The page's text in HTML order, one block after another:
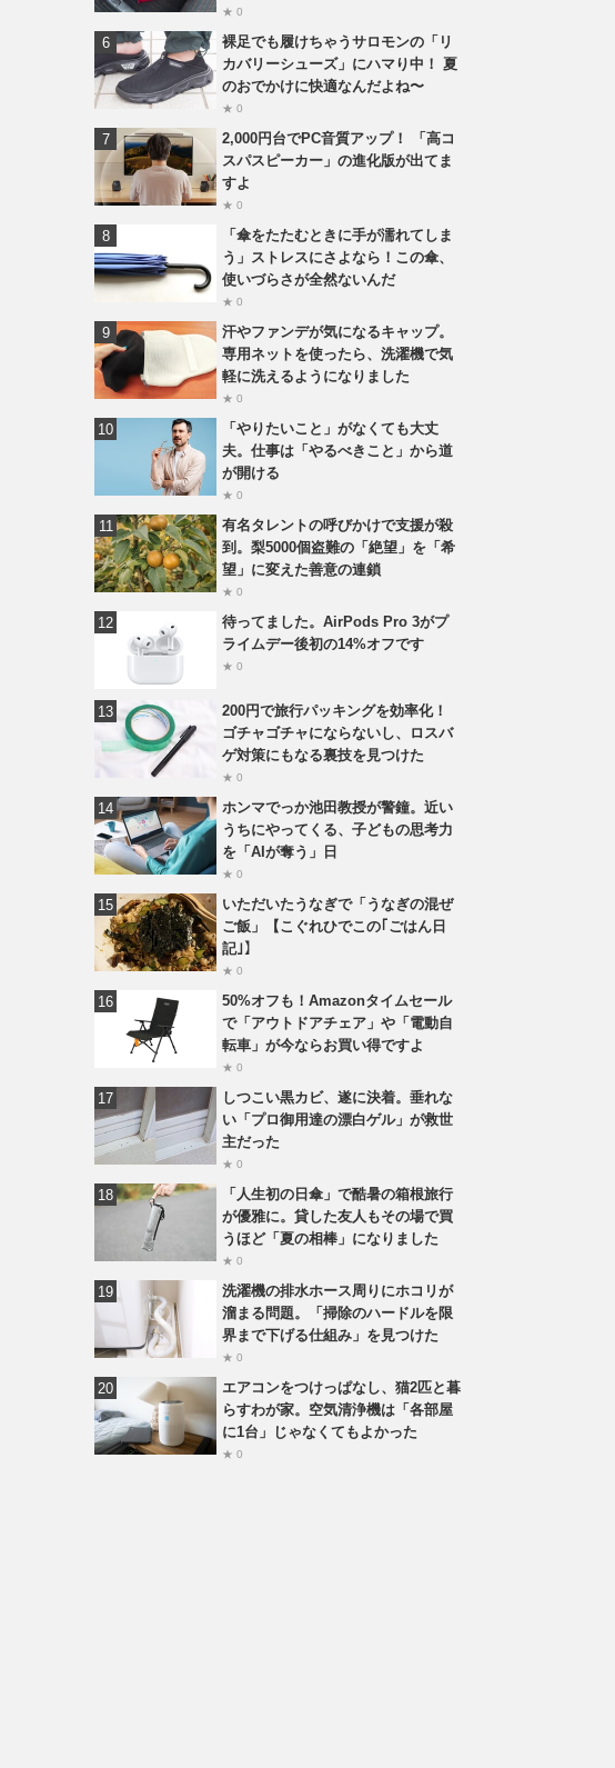
★ 0
裸足でも履けちゃうサロモンの「リ
カバリーシューズ」にハマり中！ 夏
のおでかけに快適なんだよね〜
★ 0
2,000円台でPC音質アップ！ 「高コ
スパスピーカー」の進化版が出てま
すよ
★ 0
「傘をたたむときに手が濡れてしま
う」ストレスにさよなら！この傘、
使いづらさが全然ないんだ
★ 0
汗やファンデが気になるキャップ。
専用ネットを使ったら、洗濯機で気
軽に洗えるようになりました
★ 0
「やりたいこと」がなくても大丈
夫。仕事は「やるべきこと」から道
が開ける
★ 0
有名タレントの呼びかけで支援が殺
到。梨5000個盗難の「絶望」を「希
望」に変えた善意の連鎖
★ 0
待ってました。AirPods Pro 3がプ
ライムデー後初の14%オフです
★ 0
200円で旅行パッキングを効率化！
ゴチャゴチャにならないし、ロスバ
ゲ対策にもなる裏技を見つけた
★ 0
ホンマでっか池田教授が警鐘。近い
うちにやってくる、子どもの思考力
を「AIが奪う」日
★ 0
いただいたうなぎで「うなぎの混ぜ
ご飯」【こぐれひでこの｢ごはん日
記｣】
★ 0
50%オフも！Amazonタイムセール
で「アウトドアチェア」や「電動自
転車」が今ならお買い得ですよ
★ 0
しつこい黒カビ、遂に決着。垂れな
い「プロ御用達の漂白ゲル」が救世
主だった
★ 0
「人生初の日傘」で酷暑の箱根旅行
が優雅に。貸した友人もその場で買
うほど「夏の相棒」になりました
★ 0
洗濯機の排水ホース周りにホコリが
溜まる問題。「掃除のハードルを限
界まで下げる仕組み」を見つけた
★ 0
エアコンをつけっぱなし、猫2匹と暮
らすわが家。空気清浄機は「各部屋
に1台」じゃなくてもよかった
★ 0